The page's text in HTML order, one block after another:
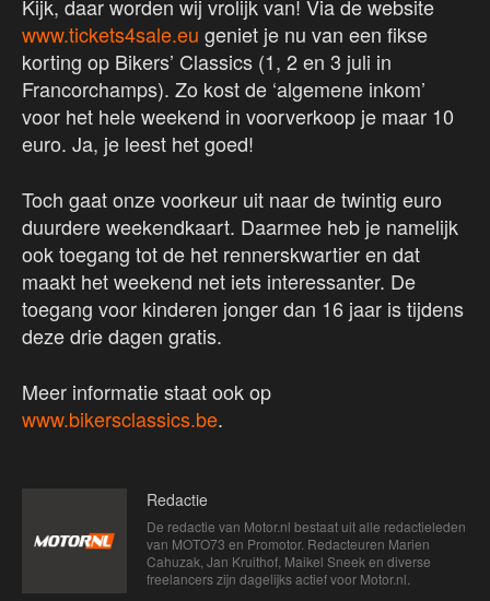
Kijk, daar worden wij vrolijk van! Via de website
www.tickets4sale.eu geniet je nu van een fikse
korting op Bikers’ Classics (1, 2 en 3 juli in
Francorchamps). Zo kost de ‘algemene inkom’
voor het hele weekend in voorverkoop je maar 10
euro. Ja, je leest het goed!
Toch gaat onze voorkeur uit naar de twintig euro
duurdere weekendkaart. Daarmee heb je namelijk
ook toegang tot de het rennerskwartier en dat
maakt het weekend net iets interessanter. De
toegang voor kinderen jonger dan 16 jaar is tijdens
deze drie dagen gratis.
Meer informatie staat ook op
www.bikersclassics.be.
Redactie
De redactie van Motor.nl bestaat uit alle redactieleden
van MOTO73 en Promotor. Redacteuren Marien
Cahuzak, Jan Kruithof, Maikel Sneek en diverse
freelancers zijn dagelijks actief voor Motor.nl.